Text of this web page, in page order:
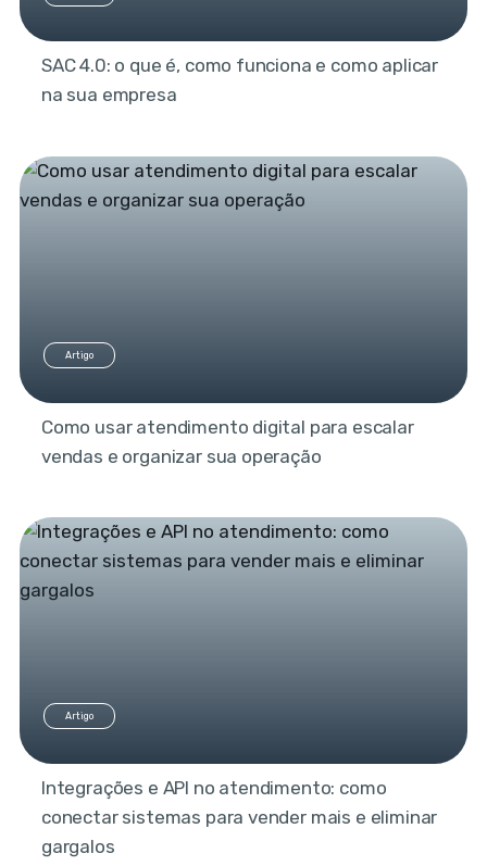
SAC 4.0: o que é, como funciona e como aplicar
na sua empresa
Artigo
Como usar atendimento digital para escalar
vendas e organizar sua operação
Artigo
Integrações e API no atendimento: como
conectar sistemas para vender mais e eliminar
gargalos